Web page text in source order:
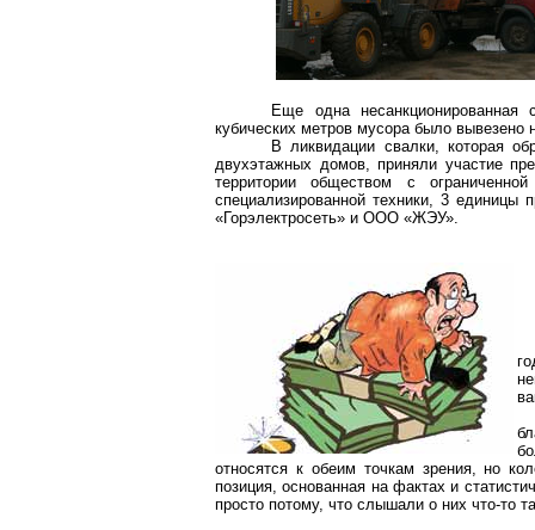
Еще одна
кубических метров мусора было
В ликвидации свалки, которая
двухэтажных домов, приняли участие
территории обществом с
специализированной техники, 3
«Горэлектросеть» и ООО «ЖЭУ».
относятся к обеим точкам зрения, но
позиция, основанная на фактах и
просто потому, что слышали о них что-то